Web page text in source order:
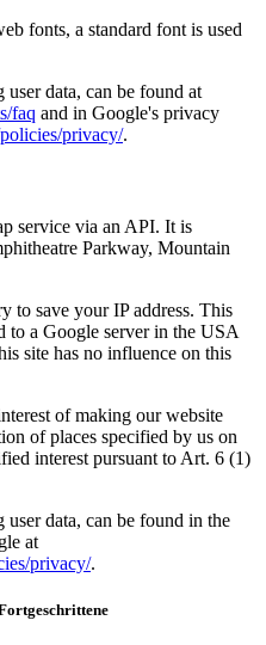
fonts, a standard font is used
data, can be found at
faq and in Google's privacy
privacy/.
service via an API. It is
Parkway, Mountain
to save your IP address. This
to a Google server in the USA
site has no influence on this
of making our website
of places specified by us on
interest pursuant to Art. 6 (1)
data, can be found in the
at
privacy/.